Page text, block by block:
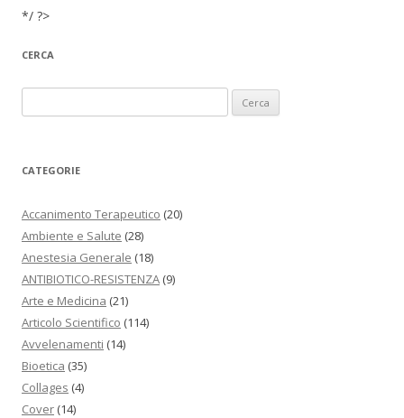
*/ ?>
CERCA
CATEGORIE
Accanimento Terapeutico (20)
Ambiente e Salute (28)
Anestesia Generale (18)
ANTIBIOTICO-RESISTENZA (9)
Arte e Medicina (21)
Articolo Scientifico (114)
Avvelenamenti (14)
Bioetica (35)
Collages (4)
Cover (14)